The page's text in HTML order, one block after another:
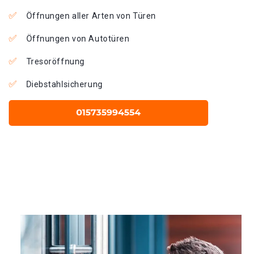
Öffnungen aller Arten von Türen
Öffnungen von Autotüren
Tresoröffnung
Diebstahlsicherung